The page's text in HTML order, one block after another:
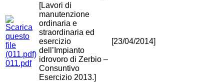
011.pdf
[Lavori di
manutenzione
ordinaria e
straordinaria ed
esercizio
dell’Impianto
idrovoro di Zerbio –
Consuntivo
Esercizio 2013.]
[23/04/2014]